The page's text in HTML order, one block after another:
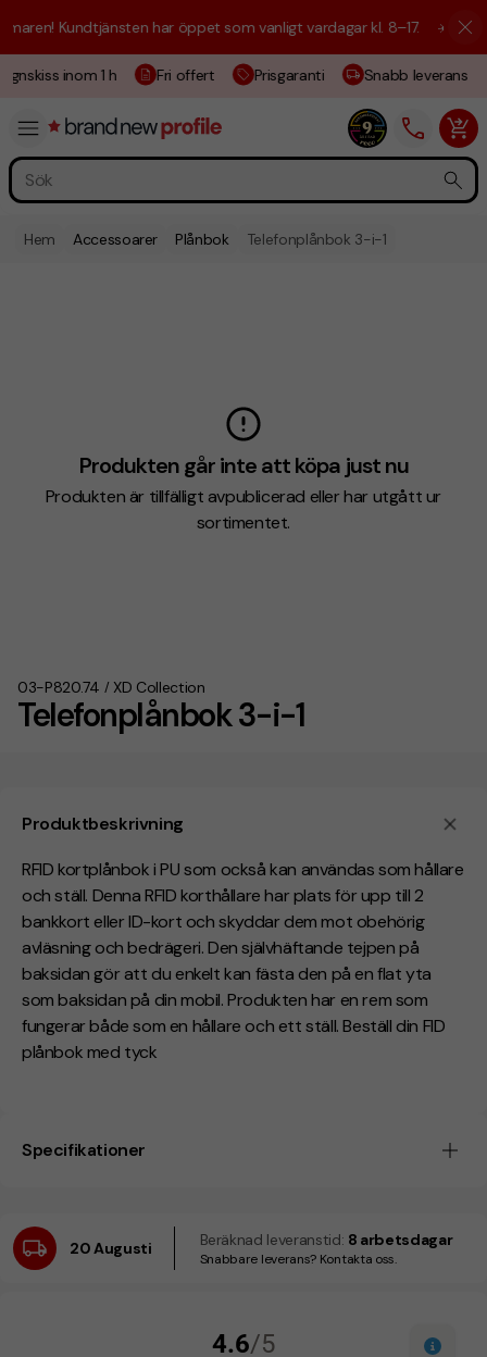
Kundtjänsten har öppet som vanligt vardagar kl. 8–17. ☀️ Vi är
inom 1 h Fri offert Prisgaranti Snabb leverans
Hem Accessoarer Plånbok Telefonplånbok 3-i-1
Telefonplånbok 3-i-1
03-P820.74 / XD Collection
Produkten går inte att köpa just nu
Produkten är tillfälligt avpublicerad eller har utgått ur
sortimentet.
Produktbeskrivning
RFID kortplånbok i PU som också kan användas som hållare
och ställ. Denna RFID korthållare har plats för upp till 2
bankkort eller ID-kort och skyddar dem mot obehörig
avläsning och bedrägeri. Den självhäftande tejpen på
baksidan gör att du enkelt kan fästa den på en flat yta
som baksidan på din mobil. Produkten har en rem som
fungerar både som en hållare och ett ställ. Beställ din FID
plånbok med tyck
Specifikationer
20 Augusti Beräknad leveranstid: 8 arbetsdagar
Snabbare leverans? Kontakta oss.